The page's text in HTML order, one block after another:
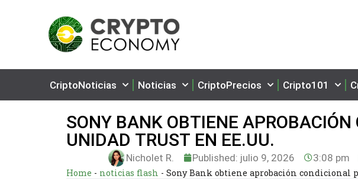
CriptoNoticias Noticias CriptoPrecios Cripto101
SONY BANK OBTIENE
UNIDAD TRUST EN EE.UU.
Nicholet R. Published: julio 9, 2026 3:08 pm
Home - noticias flash - Sony Bank obtiene aprobación condicional